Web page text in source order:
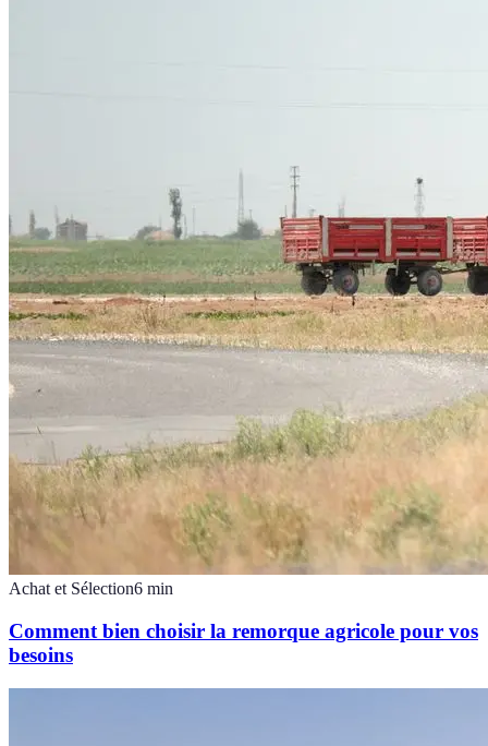
Achat et Sélection6 min
Comment bien choisir la remorque agricole pour vos
besoins